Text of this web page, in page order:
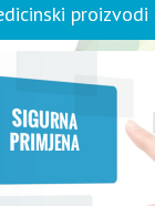
proizvodi